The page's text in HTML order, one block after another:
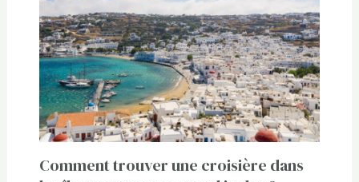
Comment trouver une croisière dans